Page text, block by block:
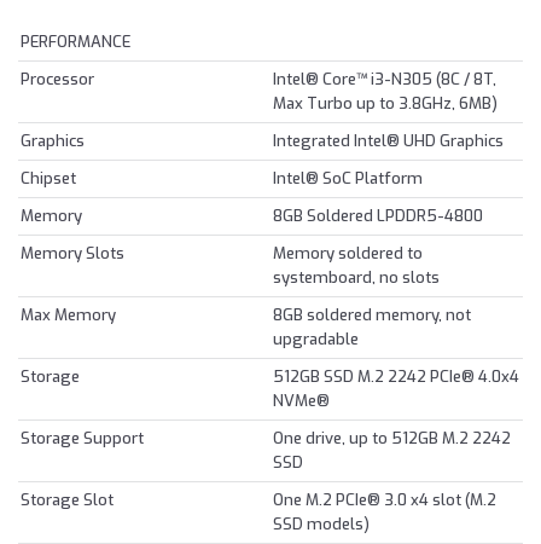
PERFORMANCE
Processor
Intel® Core™ i3-N305 (8C / 8T,
Max Turbo up to 3.8GHz, 6MB)
Graphics
Integrated Intel® UHD Graphics
Chipset
Intel® SoC Platform
Memory
8GB Soldered LPDDR5-4800
Memory Slots
Memory soldered to
systemboard, no slots
Max Memory
8GB soldered memory, not
upgradable
Storage
512GB SSD M.2 2242 PCIe® 4.0x4
NVMe®
Storage Support
One drive, up to 512GB M.2 2242
SSD
Storage Slot
One M.2 PCIe® 3.0 x4 slot (M.2
SSD models)